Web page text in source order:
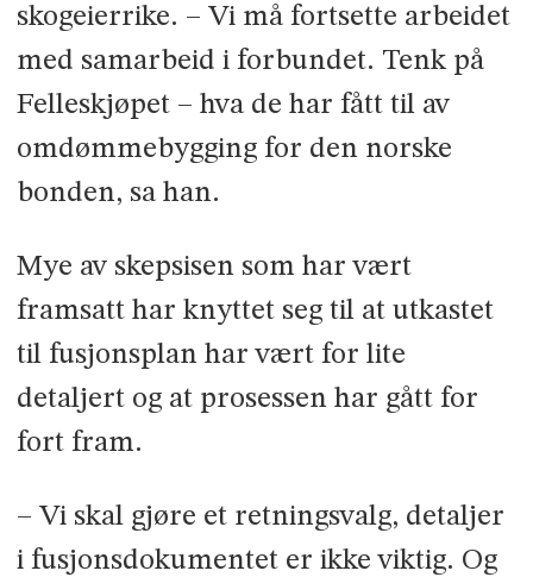
skogeierrike. – Vi må fortsette arbeidet
med samarbeid i forbundet. Tenk på
Felleskjøpet – hva de har fått til av
omdømmebygging for den norske
bonden, sa han.
Mye av skepsisen som har vært
framsatt har knyttet seg til at utkastet
til fusjonsplan har vært for lite
detaljert og at prosessen har gått for
fort fram.
– Vi skal gjøre et retningsvalg, detaljer
i fusjonsdokumentet er ikke viktig. Og